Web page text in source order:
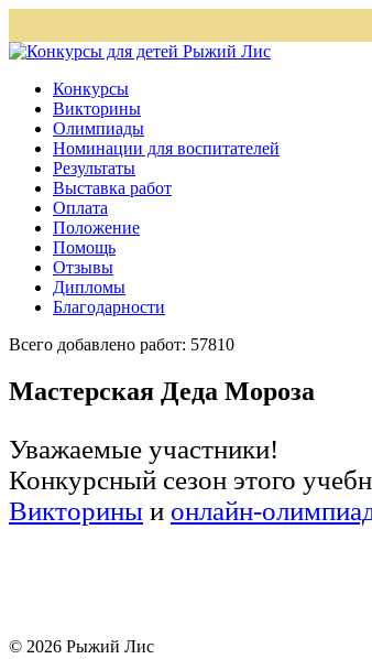
Конкурсы
Викторины
Олимпиады
Номинации для воспитателей
Результаты
Выставка работ
Оплата
Положение
Помощь
Отзывы
Дипломы
Благодарности
Всего добавлено работ: 57810
Мастерская Деда Мороза
Уважаемые участники!
Конкурсный сезон этого
Викторины и онлайн-
© 2026 Рыжий Лис